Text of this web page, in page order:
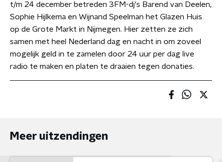
t/m 24 december betreden 3FM-dj's Barend van Deelen,
Sophie Hijlkema en Wijnand Speelman het Glazen Huis
op de Grote Markt in Nijmegen. Hier zetten ze zich
samen met heel Nederland dag en nacht in om zoveel
mogelijk geld in te zamelen door 24 uur per dag live
radio te maken en platen te draaien tegen donaties.
Meer uitzendingen